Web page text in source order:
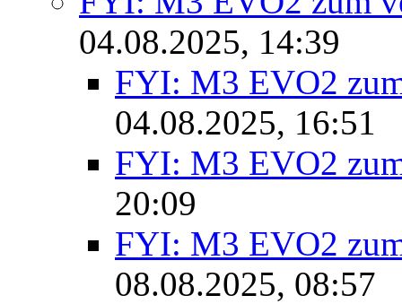
04.08.2025, 14:39
FYI: M3 EVO2
04.08.2025, 16:51
FYI: M3 EVO2
20:09
FYI: M3 EVO2
08.08.2025, 08:57